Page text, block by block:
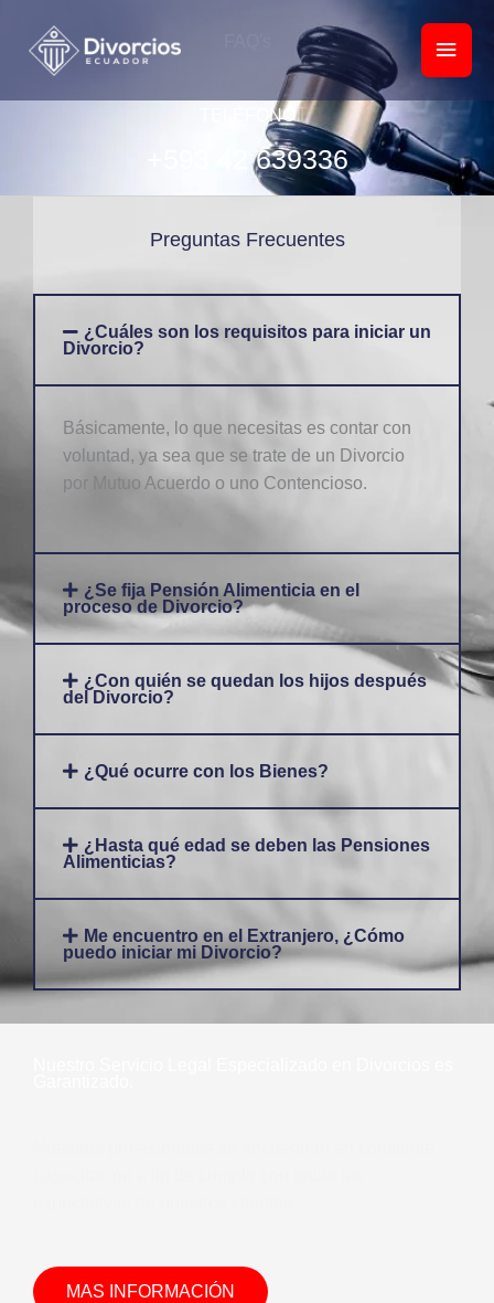
contenido
TELÉFONO
+593 42 639336
Preguntas Frecuentes
¿Cuáles son los requisitos para iniciar un
Divorcio?
Básicamente, lo que necesitas es contar con
voluntad, ya sea que se trate de un Divorcio
por Mutuo Acuerdo o uno Contencioso.
¿Se fija Pensión Alimenticia en el
proceso de Divorcio?
¿Con quién se quedan los hijos después
del Divorcio?
¿Qué ocurre con los Bienes?
¿Hasta qué edad se deben las Pensiones
Alimenticias?
Me encuentro en el Extranjero, ¿Cómo
puedo iniciar mi Divorcio?
MAS INFORMACIÓN